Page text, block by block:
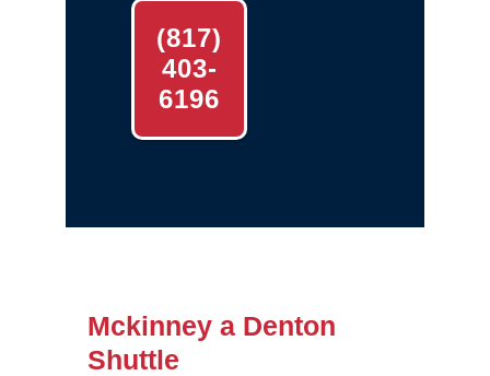
(817)
403-
6196
Mckinney a Denton
Shuttle